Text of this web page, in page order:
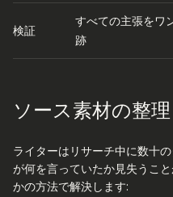
検証
すべての主張をワ
跡
ソース素材の整理
ライターはリサーチ中に数十
が何を言っていたか見失うこ
かの方法で解決します: